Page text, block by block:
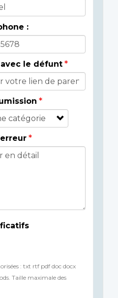
:
le défunt
: txt rtf pdf doc docx
Taille maximale des